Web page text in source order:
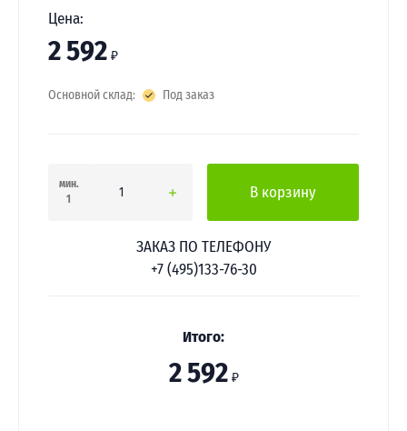
Цена:
2 592 ₽
Основной склад: Под заказ
мин.
1
В корзину
ЗАКАЗ ПО ТЕЛЕФОНУ
+7 (495)133-76-30
Итого:
2 592 ₽